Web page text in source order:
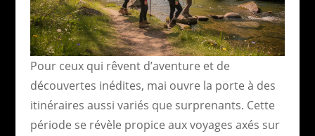
Pour ceux qui rêvent d’aventure et de
découvertes inédites, mai ouvre la porte à des
itinéraires aussi variés que surprenants. Cette
période se révèle propice aux voyages axés sur